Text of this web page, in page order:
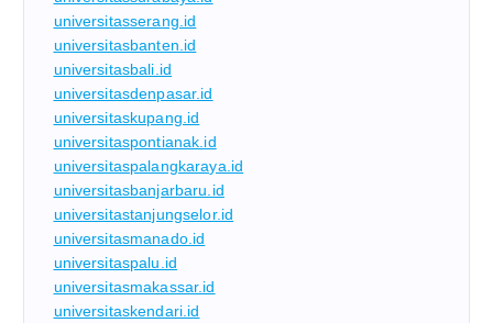
universitasserang.id
universitasbanten.id
universitasbali.id
universitasdenpasar.id
universitaskupang.id
universitaspontianak.id
universitaspalangkaraya.id
universitasbanjarbaru.id
universitastanjungselor.id
universitasmanado.id
universitaspalu.id
universitasmakassar.id
universitaskendari.id